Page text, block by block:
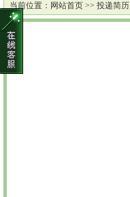
当前位置： 网站首页 >> 投递简历